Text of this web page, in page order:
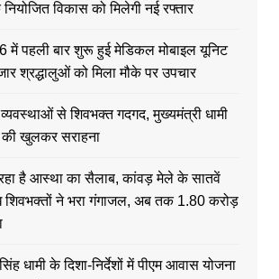
विकास को मिलेगी नई रफ्तार
में पहली बार शुरू हुई मेडिकल मोबाइल यूनिट
श्रद्धालुओं को मिला मौके पर उपचार
से शिवभक्त गदगद, मुख्यमंत्री धामी
खुलकर सराहना
रहा है आस्था का सैलाब, कांवड़ मेले के सातवें
शिवभक्तों ने भरा गंगाजल, अब तक 1.80 करोड़
धामी के दिशा-निर्देशों में पीएम आवास योजना